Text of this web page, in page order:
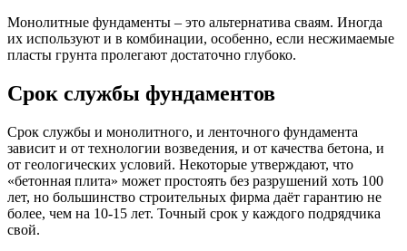
Монолитные фундаменты – это альтернатива сваям. Иногда
их используют и в комбинации, особенно, если несжимаемые
пласты грунта пролегают достаточно глубоко.
Срок службы фундаментов
Срок службы и монолитного, и ленточного фундамента
зависит и от технологии возведения, и от качества бетона, и
от геологических условий. Некоторые утверждают, что
«бетонная плита» может простоять без разрушений хоть 100
лет, но большинство строительных фирма даёт гарантию не
более, чем на 10-15 лет. Точный срок у каждого подрядчика
свой.